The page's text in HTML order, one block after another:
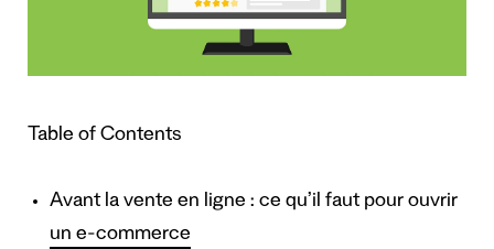
Table of Contents
Avant la vente en ligne : ce qu’il faut pour ouvrir
un e-commerce